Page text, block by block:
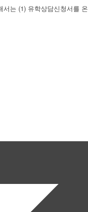
는 (1) 유학상담신청서를